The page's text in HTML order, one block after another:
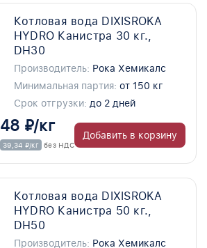
Котловая вода DIXISROKA
HYDRO Канистра 30 кг.,
DH30
Производитель: Рока Хемикалс
Минимальная партия: от 150 кг
Срок отгрузки: до 2 дней
48 ₽/кг
39,34 ₽/кг без НДС
Добавить в корзину
Котловая вода DIXISROKA
HYDRO Канистра 50 кг.,
DH50
Производитель: Рока Хемикалс